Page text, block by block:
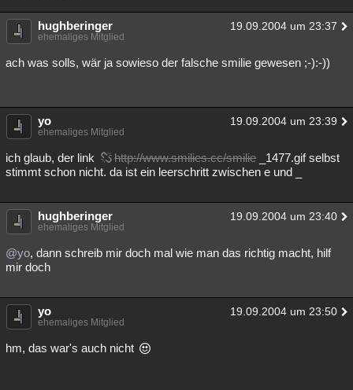
hughberinger 19.09.2004 um 23:37
ehemaliges Mitglied
ach was solls, wär ja sowieso der falsche smilie gewesen ;-):-))
yo 19.09.2004 um 23:39
ehemaliges Mitglied
ich glaub, der link http://www.smilies.cc/smilie _1477.gif selbst
stimmt schon nicht. da ist ein leerschritt zwischen e und _
hughberinger 19.09.2004 um 23:40
ehemaliges Mitglied
@yo, dann schreib mir doch mal wie man das richtig macht, hilf
mir doch
yo 19.09.2004 um 23:50
ehemaliges Mitglied
hm, das war's auch nicht